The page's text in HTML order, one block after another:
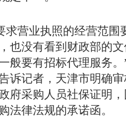
求营业执照的经营范围
也没有看到财政部的
般要有招标代理服务
诉记者，天津市明确
府采购人员社保证明
法律法规的承诺函。